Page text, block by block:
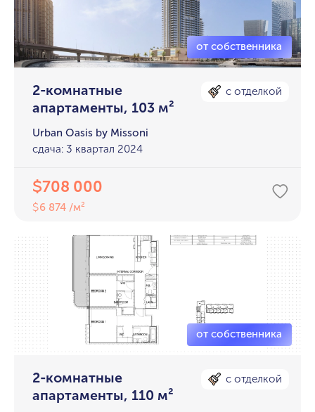
2-комнатные
апартаменты, 103 м²
с отделкой
Urban Oasis by Missoni
сдача: 3 квартал 2024
$708 000
$6 874 /м²
2-комнатные
апартаменты, 110 м²
с отделкой